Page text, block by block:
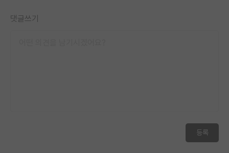
학술 정보 게시판
댓글쓰기
등록